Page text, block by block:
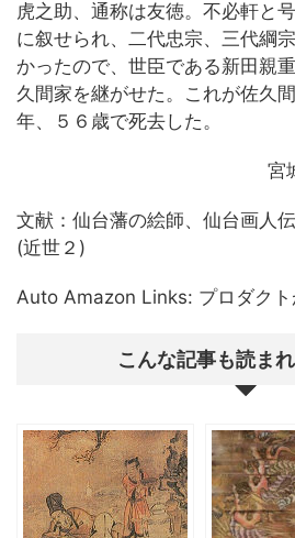
虎之助、通称は友徳。不必軒と
に叙せられ、二代忠宗、三代綱
かったので、世臣である新田親
久間家を継がせた。これが佐久
年、５６歳で死去した。
宮
文献：仙台藩の絵師、仙台画人
(近世２)
Auto Amazon Links: プロダクト
こんな記事も読ま